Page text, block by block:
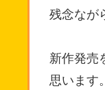
残念なが
新作発売
思います。